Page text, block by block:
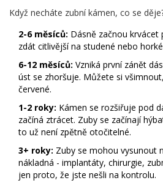
Když necháte zubní kámen, co se
2-6 měsíců: Dásně začnou
zdát citlivější na studené nebo
6-12 měsíců: Vzniká první zánět
úst se zhoršuje. Můžete si
červené.
1-2 roky: Kámen se rozšiřuje pod
začíná ztrácet. Zuby se začínají
to už není zpětně otočitelné.
3+ roky: Zuby se mohou vysunout
nákladná - implantáty, chirurgie,
jen proto, že jste nešli na kontrolu.